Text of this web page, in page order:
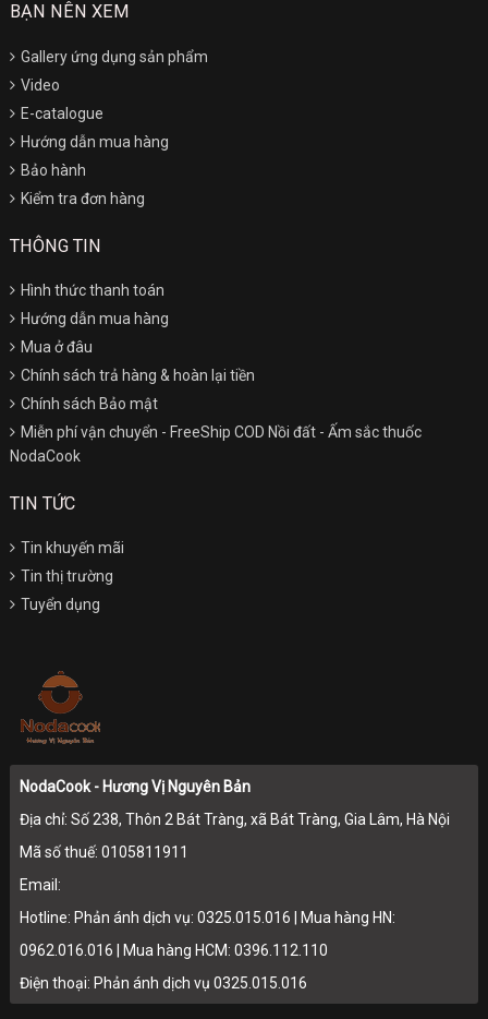
BẠN NÊN XEM
Gallery ứng dụng sản phẩm
Video
E-catalogue
Hướng dẫn mua hàng
Bảo hành
Kiểm tra đơn hàng
THÔNG TIN
Hình thức thanh toán
Hướng dẫn mua hàng
Mua ở đâu
Chính sách trả hàng & hoàn lại tiền
Chính sách Bảo mật
Miễn phí vận chuyển - FreeShip COD Nồi đất - Ấm sắc thuốc
NodaCook
TIN TỨC
Tin khuyến mãi
Tin thị trường
Tuyển dụng
NodaCook - Hương Vị Nguyên Bản
Địa chỉ: Số 238, Thôn 2 Bát Tràng, xã Bát Tràng, Gia Lâm, Hà Nội
Mã số thuế: 0105811911
Email:
Hotline: Phản ánh dịch vụ: 0325.015.016 | Mua hàng HN:
0962.016.016 | Mua hàng HCM: 0396.112.110
Điện thoại: Phản ánh dịch vụ 0325.015.016